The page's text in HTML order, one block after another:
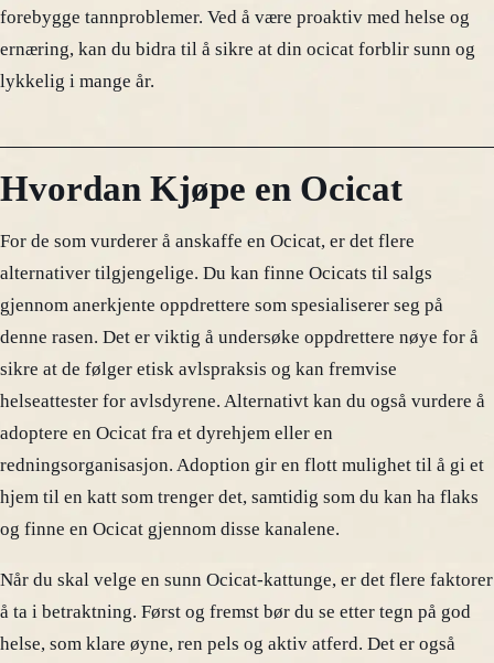
forebygge tannproblemer. Ved å være proaktiv med helse og
ernæring, kan du bidra til å sikre at din ocicat forblir sunn og
lykkelig i mange år.
Hvordan Kjøpe en Ocicat
For de som vurderer å anskaffe en Ocicat, er det flere
alternativer tilgjengelige. Du kan finne Ocicats til salgs
gjennom anerkjente oppdrettere som spesialiserer seg på
denne rasen. Det er viktig å undersøke oppdrettere nøye for å
sikre at de følger etisk avlspraksis og kan fremvise
helseattester for avlsdyrene. Alternativt kan du også vurdere å
adoptere en Ocicat fra et dyrehjem eller en
redningsorganisasjon. Adoption gir en flott mulighet til å gi et
hjem til en katt som trenger det, samtidig som du kan ha flaks
og finne en Ocicat gjennom disse kanalene.
Når du skal velge en sunn Ocicat-kattunge, er det flere faktorer
å ta i betraktning. Først og fremst bør du se etter tegn på god
helse, som klare øyne, ren pels og aktiv atferd. Det er også